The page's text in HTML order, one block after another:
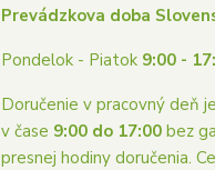
Prevádzkova doba
Pondelok - Piatok 9:00 -
Doručenie v pracovný deň
v čase 9:00 do 17:00 bez
presnej hodiny doručenia.